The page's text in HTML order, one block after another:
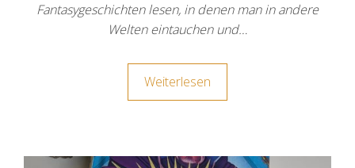
Fantasygeschichten lesen, in denen man in andere
Welten eintauchen und…
Weiterlesen